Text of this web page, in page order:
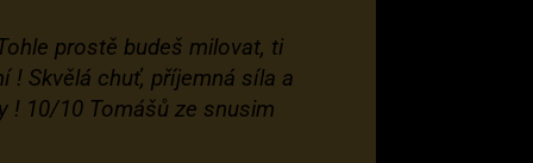
prostě budeš milovat, ti
! Skvělá chuť, příjemná síla a
! 10/10 Tomášů ze snusim